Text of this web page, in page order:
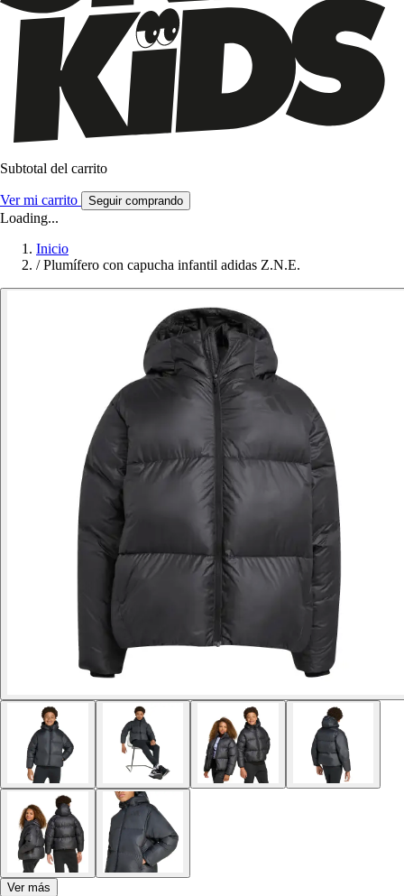
Subtotal del carrito
Ver mi carrito Seguir comprando
Loading...
Inicio
/ Plumífero con capucha infantil adidas Z.N.E.
Ver más